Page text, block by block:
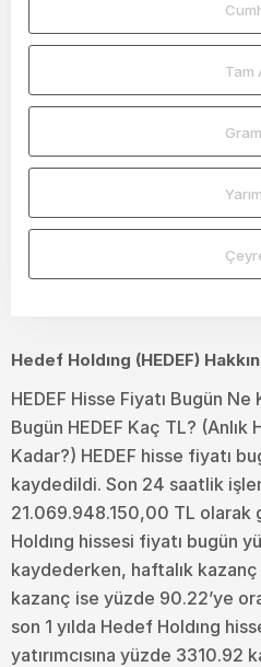
Tam
Hedef Holdıng (HEDEF)
HEDEF Hisse Fiyatı Bugün
Bugün HEDEF Kaç TL? (Anlık
Kadar?) HEDEF hisse fiyatı
kaydedildi. Son 24 saatlik
21.069.948.150,00 TL
Holdıng hissesi fiyatı bugün
kaydederken, haftalık kazanç
kazanç ise yüzde 90.22’ye
son 1 yılda Hedef Holdıng
yatırımcısına yüzde 3310.92